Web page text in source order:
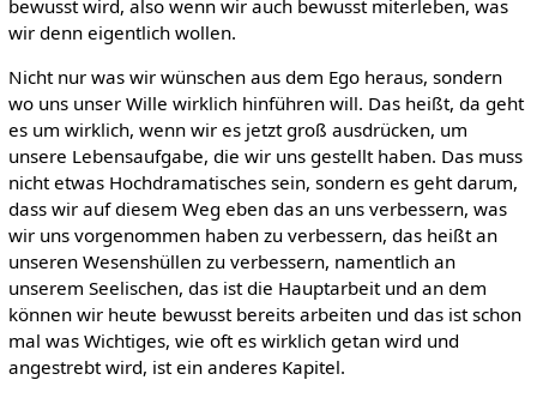
bewusst wird, also wenn wir auch bewusst miterleben, was
wir denn eigentlich wollen.
Nicht nur was wir wünschen aus dem Ego heraus, sondern
wo uns unser Wille wirklich hinführen will. Das heißt, da geht
es um wirklich, wenn wir es jetzt groß ausdrücken, um
unsere Lebensaufgabe, die wir uns gestellt haben. Das muss
nicht etwas Hochdramatisches sein, sondern es geht darum,
dass wir auf diesem Weg eben das an uns verbessern, was
wir uns vorgenommen haben zu verbessern, das heißt an
unseren Wesenshüllen zu verbessern, namentlich an
unserem Seelischen, das ist die Hauptarbeit und an dem
können wir heute bewusst bereits arbeiten und das ist schon
mal was Wichtiges, wie oft es wirklich getan wird und
angestrebt wird, ist ein anderes Kapitel.